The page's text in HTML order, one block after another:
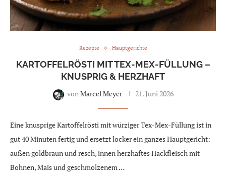
Rezepte Hauptgerichte
KARTOFFELRÖSTI MIT TEX-MEX-FÜLLUNG –
KNUSPRIG & HERZHAFT
vonMarcel Meyer 21. Juni 2026
Eine knusprige Kartoffelrösti mit würziger Tex-Mex-Füllung ist in
gut 40 Minuten fertig und ersetzt locker ein ganzes Hauptgericht:
außen goldbraun und resch, innen herzhaftes Hackfleisch mit
Bohnen, Mais und geschmolzenem …